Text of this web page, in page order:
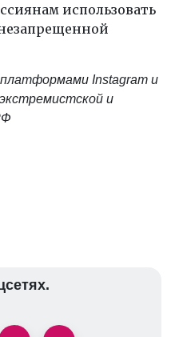
использовать
Instagram и
и